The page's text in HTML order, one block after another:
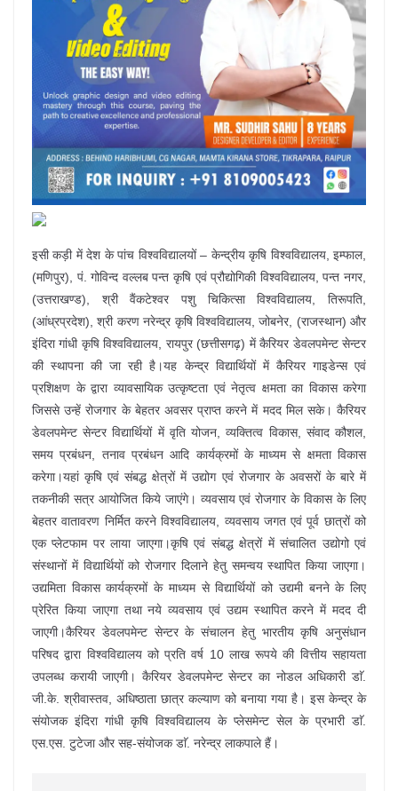
इसी कड़ी में देश के पांच विश्वविद्यालयों – केन्द्रीय कृषि विश्वविद्यालय, इम्फाल,
(मणिपुर), पं. गोविन्द वल्लब पन्त कृषि एवं प्रौद्योगिकी विश्वविद्यालय, पन्त नगर,
(उत्तराखण्ड), श्री वैंकटेश्वर पशु चिकित्सा विश्वविद्यालय, तिरूपति,
(आंध्रप्रदेश), श्री करण नरेन्द्र कृषि विश्वविद्यालय, जोबनेर, (राजस्थान) और
इंदिरा गांधी कृषि विश्वविद्यालय, रायपुर (छत्तीसगढ़) में कैरियर डेवलपमेन्ट सेन्टर
की स्थापना की जा रही है।यह केन्द्र विद्यार्थियों में कैरियर गाइडेन्स एवं
प्रशिक्षण के द्वारा व्यावसायिक उत्कृष्टता एवं नेतृत्व क्षमता का विकास करेगा
जिससे उन्हें रोजगार के बेहतर अवसर प्राप्त करने में मदद मिल सके। कैरियर
डेवलपमेन्ट सेन्टर विद्यार्थियों में वृति योजन, व्यक्तित्व विकास, संवाद कौशल,
समय प्रबंधन, तनाव प्रबंधन आदि कार्यक्रमों के माध्यम से क्षमता विकास
करेगा।यहां कृषि एवं संबद्ध क्षेत्रों में उद्योग एवं रोजगार के अवसरों के बारे में
तकनीकी सत्र आयोजित किये जाएंगे। व्यवसाय एवं रोजगार के विकास के लिए
बेहतर वातावरण निर्मित करने विश्वविद्यालय, व्यवसाय जगत एवं पूर्व छात्रों को
एक प्लेटफाम पर लाया जाएगा।कृषि एवं संबद्ध क्षेत्रों में संचालित उद्योगो एवं
संस्थानों में विद्यार्थियों को रोजगार दिलाने हेतु समन्वय स्थापित किया जाएगा।
उद्यमिता विकास कार्यक्रमों के माध्यम से विद्यार्थियों को उद्यमी बनने के लिए
प्रेरित किया जाएगा तथा नये व्यवसाय एवं उद्यम स्थापित करने में मदद दी
जाएगी।कैरियर डेवलपमेन्ट सेन्टर के संचालन हेतु भारतीय कृषि अनुसंधान
परिषद द्वारा विश्वविद्यालय को प्रति वर्ष 10 लाख रूपये की वित्तीय सहायता
उपलब्ध करायी जाएगी। कैरियर डेवलपमेन्ट सेन्टर का नोडल अधिकारी डाॅ.
जी.के. श्रीवास्तव, अधिष्ठाता छात्र कल्याण को बनाया गया है। इस केन्द्र के
संयोजक इंदिरा गांधी कृषि विश्वविद्यालय के प्लेसमेन्ट सेल के प्रभारी डाॅ.
एस.एस. टुटेजा और सह-संयोजक डाॅ. नरेन्द्र लाकपाले हैं।